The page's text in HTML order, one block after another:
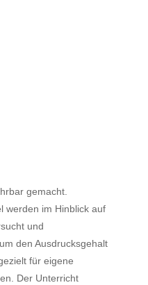
gemacht.
werden im Hinblick auf
und
den Ausdrucksgehalt
für eigene
Der Unterricht